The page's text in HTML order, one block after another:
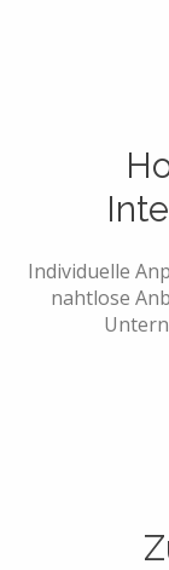
Individuelle
nahtlose